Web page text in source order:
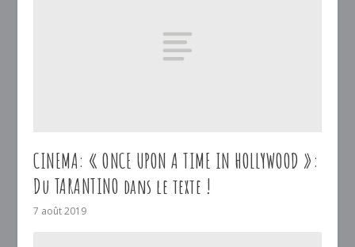
CINEMA: « ONCE UPON A TIME IN HOLLYWOOD »:
Du TARANTINO dans le texte !
7 août 2019